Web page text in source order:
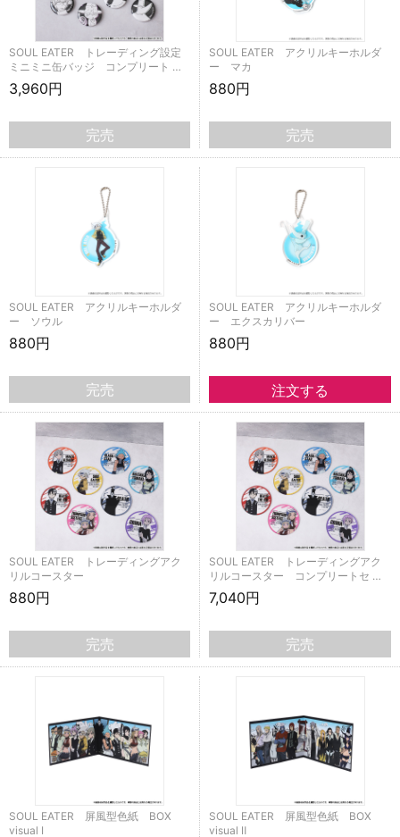
SOUL EATER トレーディング設定
ミニミニ缶バッジ コンプリート …
3,960円
完売
SOUL EATER アクリルキーホルダ
ー マカ
880円
完売
SOUL EATER アクリルキーホルダ
ー ソウル
880円
完売
SOUL EATER アクリルキーホルダ
ー エクスカリバー
880円
SOUL EATER トレーディングアク
リルコースター
880円
完売
SOUL EATER トレーディングアク
リルコースター コンプリートセ …
7,040円
完売
SOUL EATER 屏風型色紙 BOX
visual Ⅰ
SOUL EATER 屏風型色紙 BOX
visual Ⅱ